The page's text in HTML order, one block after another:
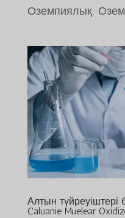
Оземпиялық:
Алтын
Caluanie Muelear